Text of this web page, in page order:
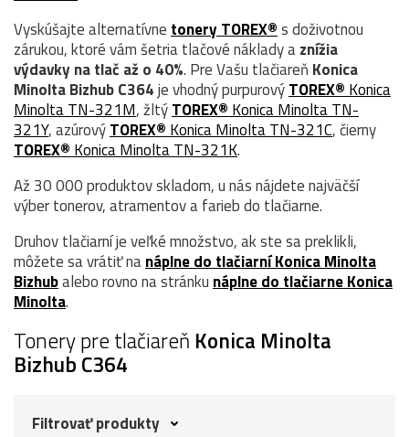
Vyskúšajte alternatívne tonery TOREX®s doživotnou
zárukou, ktoré vám šetria tlačové náklady aznížia
výdavky na tlač až o 40%. Pre Vašu tlačiareň Konica
Minolta Bizhub C364je vhodný purpurovýTOREX® Konica
Minolta TN-321M, žltýTOREX® Konica Minolta TN-
321Y, azúrovýTOREX® Konica Minolta TN-321C, čierny
TOREX® Konica Minolta TN-321K.
Až 30 000 produktov skladom, u nás nájdete najväčší
výber tonerov, atramentov a farieb do tlačiarne.
Druhov tlačiarní je veľké množstvo, ak ste sa preklikli,
môžete sa vrátiť nanáplne do tlačiarní Konica Minolta
Bizhubalebo rovno na stránku náplne do tlačiarne Konica
Minolta.
Tonery pre tlačiareň Konica Minolta
Bizhub C364
Filtrovať produkty